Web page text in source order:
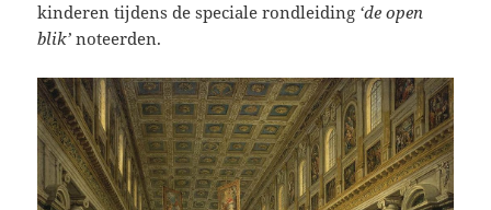
kinderen tijdens de speciale rondleiding ‘de open
blik’noteerden.